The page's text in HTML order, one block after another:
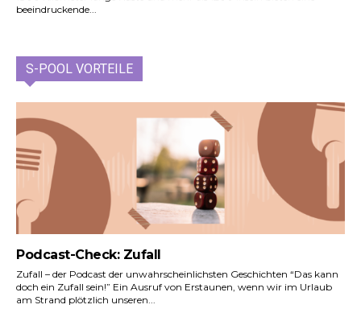
beeindruckende...
S-POOL VORTEILE
Podcast-Check: Zufall
Zufall – der Podcast der unwahrscheinlichsten Geschichten “Das kann
doch ein Zufall sein!” Ein Ausruf von Erstaunen, wenn wir im Urlaub
am Strand plötzlich unseren...